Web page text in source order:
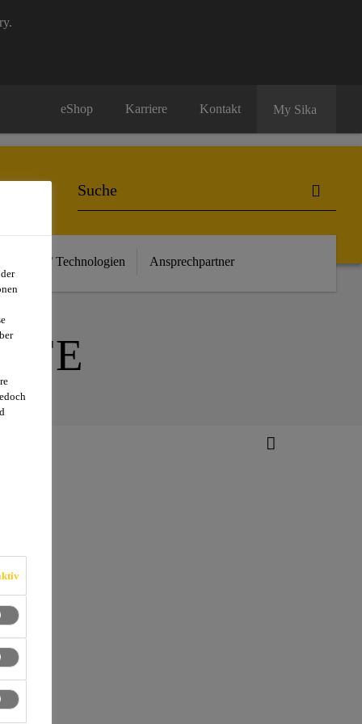
eShop Karriere Kontakt My Sika
/ Technologien Ansprechpartner